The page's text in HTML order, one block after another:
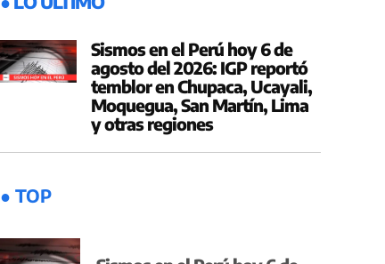
Sismos en el Perú hoy 6 de
agosto del 2026: IGP reportó
temblor en Chupaca, Ucayali,
Moquegua, San Martín, Lima
y otras regiones
● TOP